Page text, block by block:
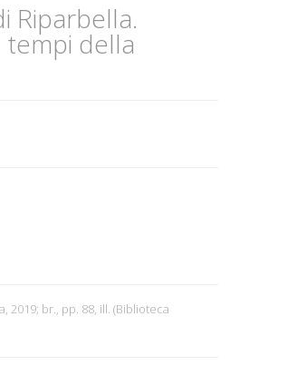
Riparbella.
tempi della
2019; br., pp. 88, ill. (Biblioteca